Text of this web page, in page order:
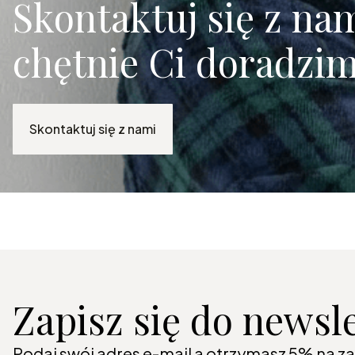
Skontaktuj się z
chętnie Ci
Skontaktuj się z nami
Zapisz się do